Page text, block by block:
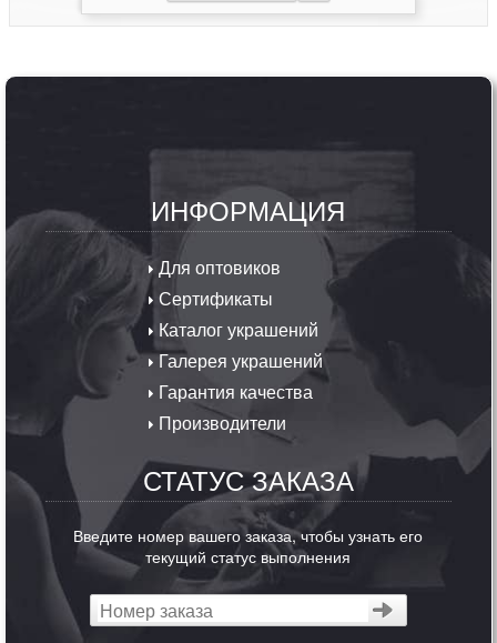
ИНФОРМАЦИЯ
Для оптовиков
Сертификаты
Каталог украшений
Галерея украшений
Гарантия качества
Производители
СТАТУС ЗАКАЗА
Введите номер вашего заказа, чтобы узнать его
текущий статус выполнения